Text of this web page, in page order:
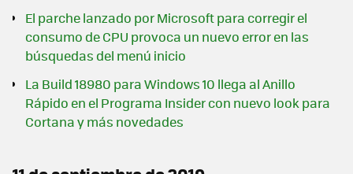
El parche lanzado por Microsoft para corregir el
consumo de CPU provoca un nuevo error en las
búsquedas del menú inicio
La Build 18980 para Windows 10 llega al Anillo
Rápido en el Programa Insider con nuevo look para
Cortana y más novedades